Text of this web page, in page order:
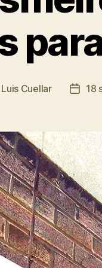
Luis Cuellar
Fecha
18